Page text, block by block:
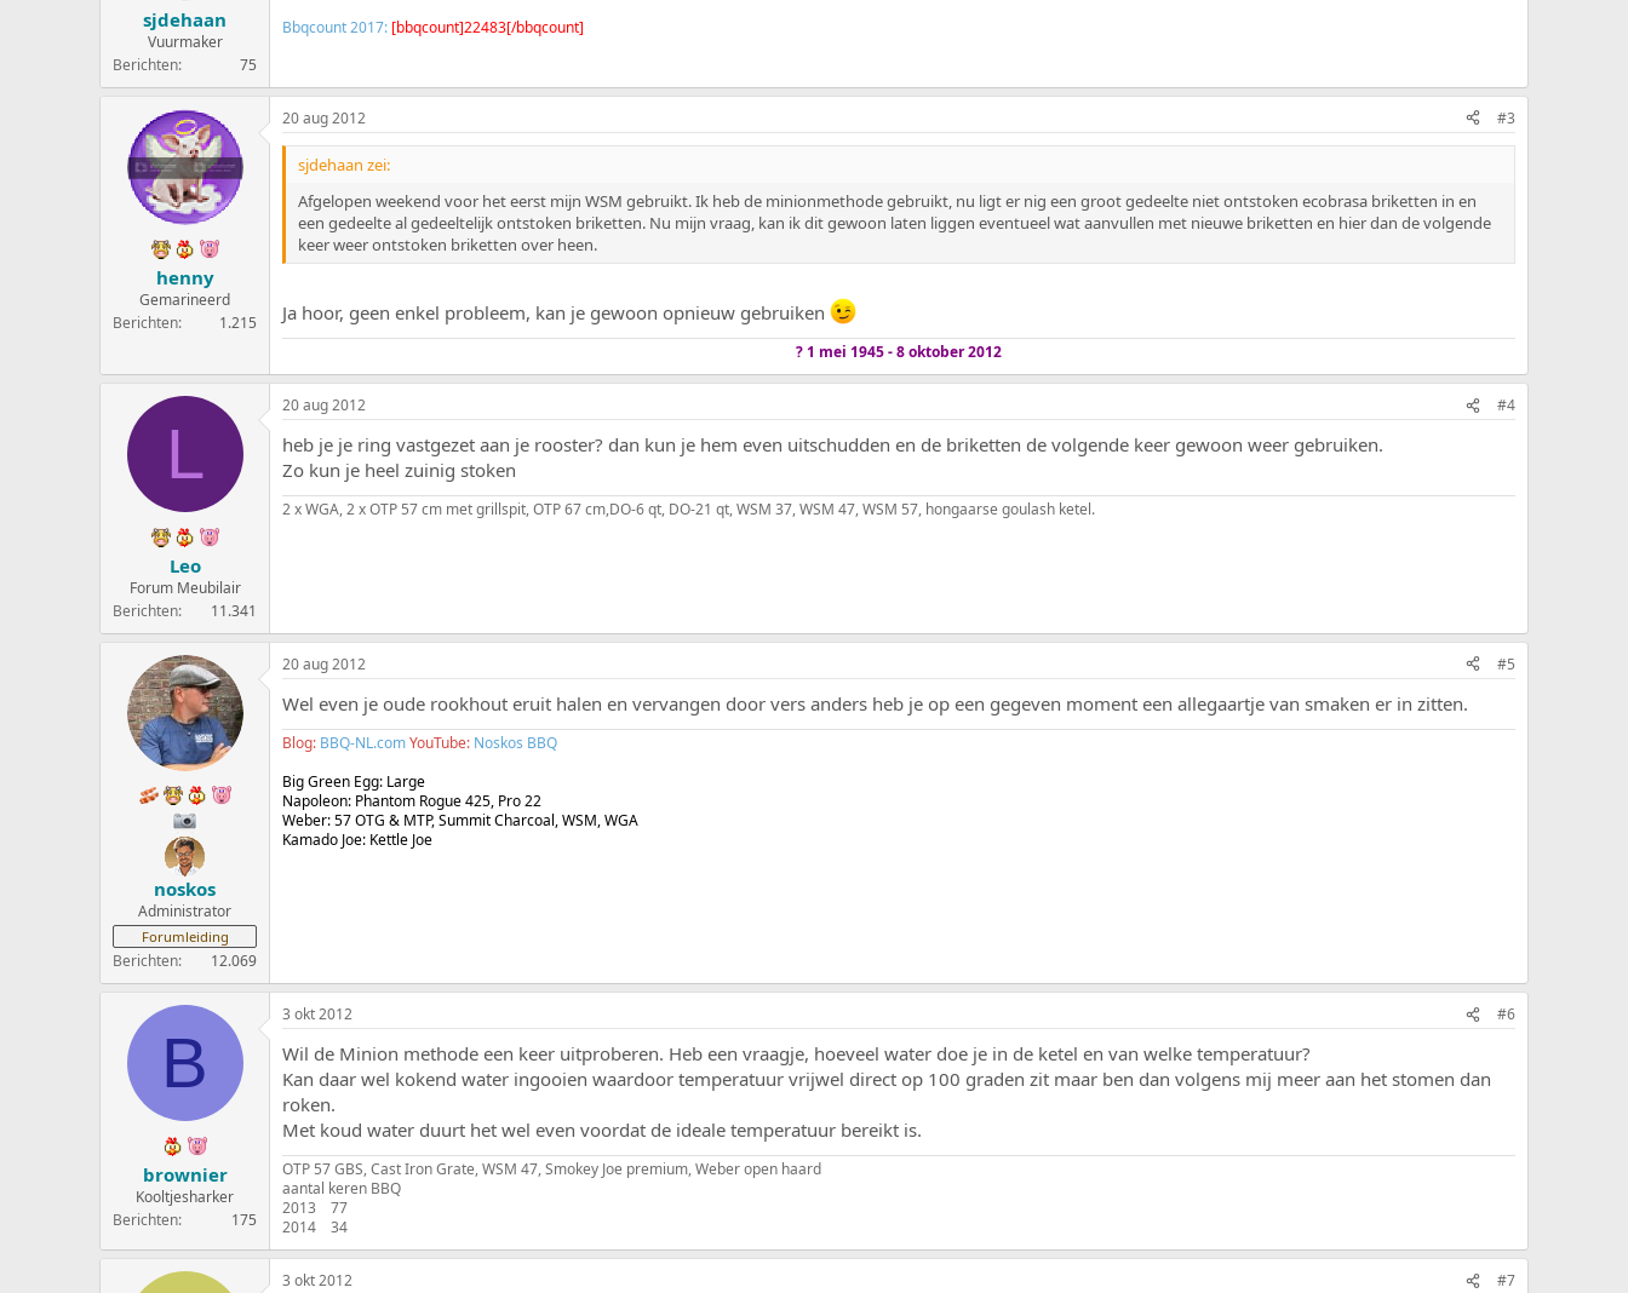
sjdehaan
Vuurmaker
Berichten
75
Bbqcount 2017: [bbqcount]22483[/bbqcount]
henny
Gemarineerd
Berichten
1.215
20 aug 2012 #3
sjdehaan zei:
Afgelopen weekend voor het eerst mijn WSM gebruikt. Ik heb de minionmethode gebruikt, nu ligt er nig een groot gedeelte niet ontstoken ecobrasa briketten in en
een gedeelte al gedeeltelijk ontstoken briketten. Nu mijn vraag, kan ik dit gewoon laten liggen eventueel wat aanvullen met nieuwe briketten en hier dan de volgende
keer weer ontstoken briketten over heen.
Ja hoor, geen enkel probleem, kan je gewoon opnieuw gebruiken
? 1 mei 1945 - 8 oktober 2012
L
Leo
Forum Meubilair
Berichten
11.341
20 aug 2012 #4
heb je je ring vastgezet aan je rooster? dan kun je hem even uitschudden en de briketten de volgende keer gewoon weer gebruiken.
Zo kun je heel zuinig stoken
2 x WGA, 2 x OTP 57 cm met grillspit, OTP 67 cm,DO-6 qt, DO-21 qt, WSM 37, WSM 47, WSM 57, hongaarse goulash ketel.
noskos
Administrator
Forumleiding
Berichten 12.069
20 aug 2012 #5
Wel even je oude rookhout eruit halen en vervangen door vers anders heb je op een gegeven moment een allegaartje van smaken er in zitten.
Blog: BBQ-NL.comYouTube: Noskos BBQ
Big Green Egg: Large
Napoleon: Phantom Rogue 425, Pro 22
Weber: 57 OTG & MTP, Summit Charcoal, WSM, WGA
Kamado Joe: Kettle Joe
B
brownier
Kooltjesharker
Berichten
175
3 okt 2012 #6
Wil de Minion methode een keer uitproberen. Heb een vraagje, hoeveel water doe je in de ketel en van welke temperatuur?
Kan daar wel kokend water ingooien waardoor temperatuur vrijwel direct op 100 graden zit maar ben dan volgens mij meer aan het stomen dan
roken.
Met koud water duurt het wel even voordat de ideale temperatuur bereikt is.
OTP 57 GBS, Cast Iron Grate, WSM 47, Smokey Joe premium, Weber open haard
aantal keren BBQ
2013 77
2014 34
3 okt 2012 #7